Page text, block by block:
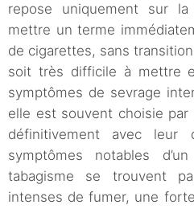
repose uniquement sur
mettre un terme
de cigarettes, sans
soit très difficile à mettre
symptômes de sevrage
elle est souvent choisie
définitivement avec leur
symptômes notables
tabagisme se trouvent
intenses de fumer, une